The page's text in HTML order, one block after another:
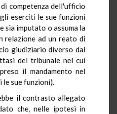
competenza dell'ufficio
eserciti le sue funzioni
sia imputato o assuma la
relazione ad un reato di
giudiziario diverso dal
del tribunale nel cui
il mandamento nel
le sue funzioni).
il contrasto allegato
che, nelle ipotesi in